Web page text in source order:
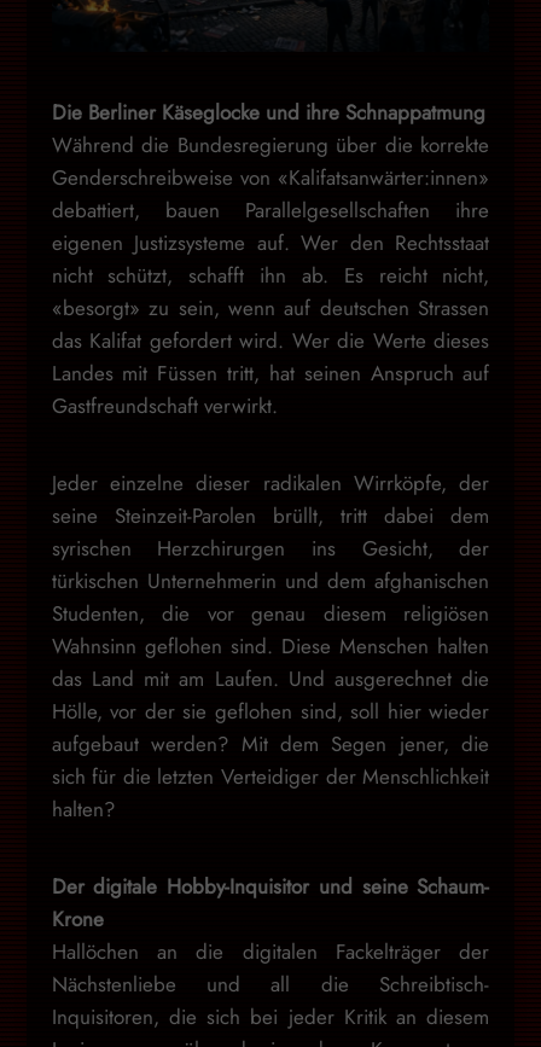
Die Berliner Käseglocke und ihre Schnappatmung
Während die Bundesregierung über die korrekte
Genderschreibweise von «Kalifatsanwärter:innen»
debattiert, bauen Parallelgesellschaften ihre
eigenen Justizsysteme auf. Wer den Rechtsstaat
nicht schützt, schafft ihn ab. Es reicht nicht,
«besorgt» zu sein, wenn auf deutschen Strassen
das Kalifat gefordert wird. Wer die Werte dieses
Landes mit Füssen tritt, hat seinen Anspruch auf
Gastfreundschaft verwirkt.
Jeder einzelne dieser radikalen Wirrköpfe, der
seine Steinzeit-Parolen brüllt, tritt dabei dem
syrischen Herzchirurgen ins Gesicht, der
türkischen Unternehmerin und dem afghanischen
Studenten, die vor genau diesem religiösen
Wahnsinn geflohen sind. Diese Menschen halten
das Land mit am Laufen. Und ausgerechnet die
Hölle, vor der sie geflohen sind, soll hier wieder
aufgebaut werden? Mit dem Segen jener, die
sich für die letzten Verteidiger der Menschlichkeit
halten?
Der digitale Hobby-Inquisitor und seine Schaum-
Krone
Hallöchen an die digitalen Fackelträger der
Nächstenliebe und all die Schreibtisch-
Inquisitoren, die sich bei jeder Kritik an diesem